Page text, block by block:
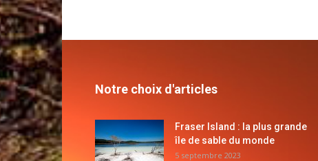
Notre choix d'articles
Fraser Island : la plus grande
île de sable du monde
5 septembre 2023